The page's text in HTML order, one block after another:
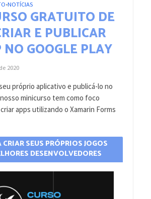
•NOTÍCIAS
GRATUITO DE
E PUBLICAR
GOOGLE PLAY
2020
próprio aplicativo e publicá-lo no
nosso minicurso tem como foco
apps utilizando o Xamarin Forms
SEUS PRÓPRIOS JOGOS
DESENVOLVEDORES